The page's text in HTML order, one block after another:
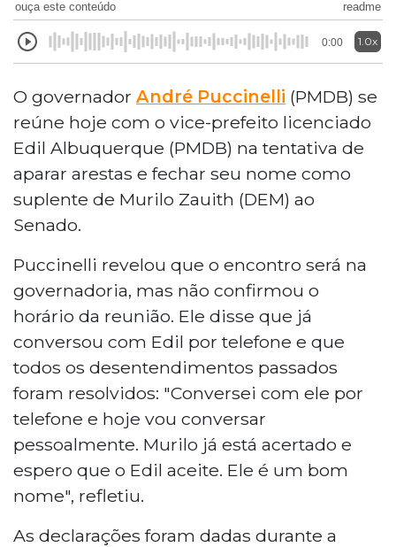
ouça este conteúdo readme
0:00 1.0x
O governador André Puccinelli (PMDB) se
reúne hoje com o vice-prefeito licenciado
Edil Albuquerque (PMDB) na tentativa de
aparar arestas e fechar seu nome como
suplente de Murilo Zauith (DEM) ao
Senado.
Puccinelli revelou que o encontro será na
governadoria, mas não confirmou o
horário da reunião. Ele disse que já
conversou com Edil por telefone e que
todos os desentendimentos passados
foram resolvidos: "Conversei com ele por
telefone e hoje vou conversar
pessoalmente. Murilo já está acertado e
espero que o Edil aceite. Ele é um bom
nome", refletiu.
As declarações foram dadas durante a